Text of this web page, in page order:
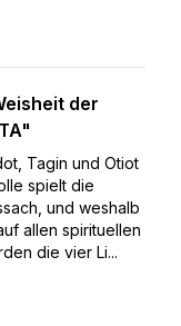
der
Tagin und Otiot
spielt die
und weshalb
allen spirituellen
die vier Li...